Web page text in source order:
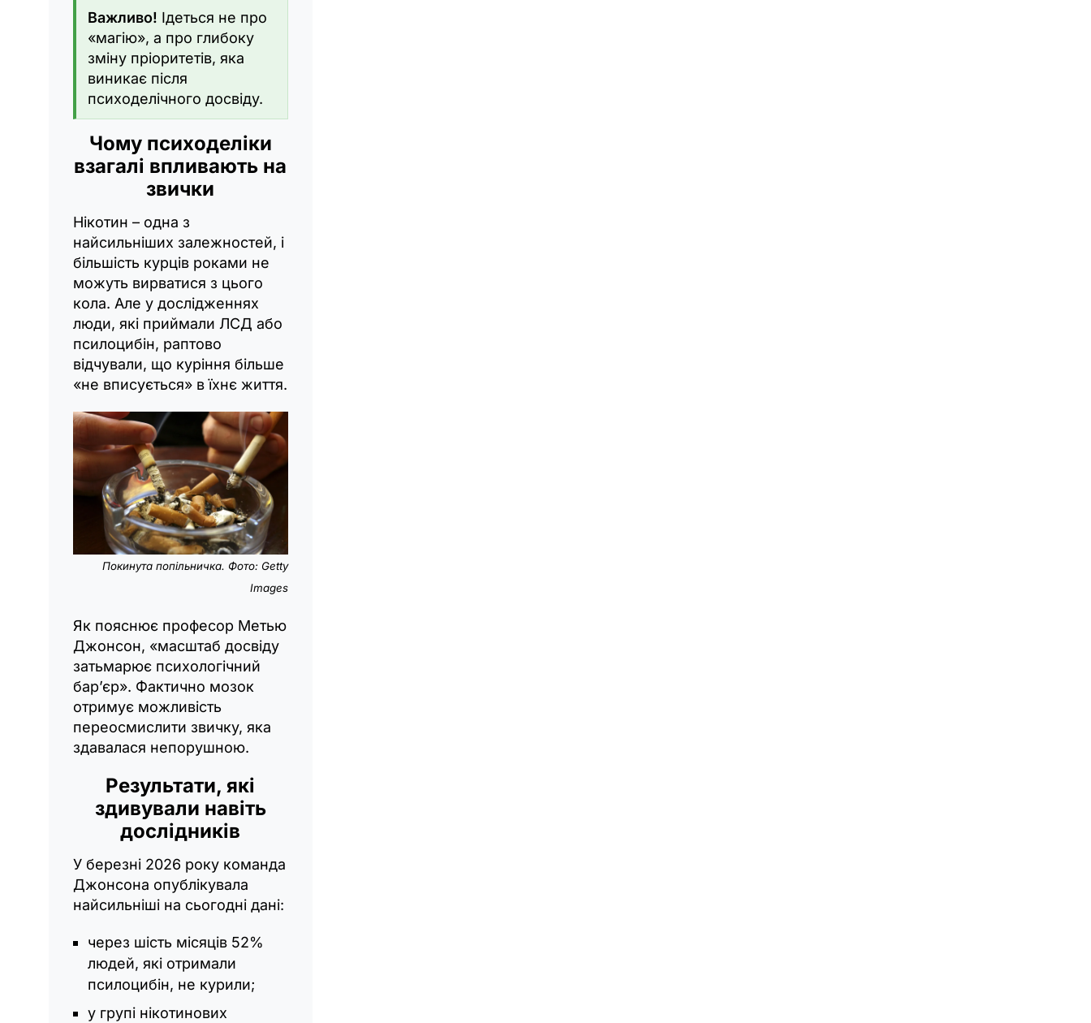
Важливо! Ідеться не про
«магію», а про глибоку
зміну пріоритетів, яка
виникає після
психоделічного досвіду.
Чому психоделіки
взагалі впливають на
звички
Нікотин – одна з
найсильніших залежностей, і
більшість курців роками не
можуть вирватися з цього
кола. Але у дослідженнях
люди, які приймали ЛСД або
псилоцибін, раптово
відчували, що куріння більше
«не вписується» в їхнє життя.
Покинута попільничка. Фото: Getty
Images
Як пояснює професор Метью
Джонсон, «масштаб досвіду
затьмарює психологічний
бар’єр». Фактично мозок
отримує можливість
переосмислити звичку, яка
здавалася непорушною.
Результати, які
здивували навіть
дослідників
У березні 2026 року команда
Джонсона опублікувала
найсильніші на сьогодні дані:
через шість місяців 52%
людей, які отримали
псилоцибін, не курили;
у групі нікотинових